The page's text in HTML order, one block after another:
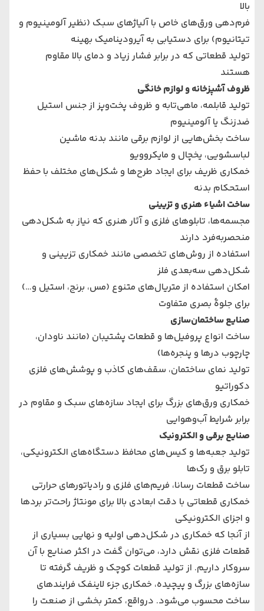
بالا
فرم‌دهی ورق‌های خاص با آلیاژهای سبک (نظیر آلومینیوم و
تیتانیوم) برای دستیابی به آیرودینامیک بهینه
تولید قطعاتی که در برابر فشار زیاد و دمای بالا مقاوم
هستند
ظروف آشپزخانه و لوازم خانگی
تولید قابلمه، ماهی‌تابه و ظروف پخت‌وپز از جنس استیل
ضدزنگ یا آلومینیوم
ساخت بخش‌هایی از لوازم برقی مانند بدنه ماشین
لباسشویی، یخچال و مایکروویو
خمکاری ظریف برای ایجاد طرح‌ها و شکل‌های مختلف با حفظ
استحکام بدنه
ساخت اشیاء هنری و تزیینی
مجسمه‌ها، تابلوهای فلزی و آثار هنری که نیاز به شکل‌دهی
منحصربه‌فرد دارند
استفاده از روش‌های تخصصی مانند خمکاری تزیینی و
شکل‌دهی سه‌بعدی فلز
امکان استفاده از متریال‌های متنوع (مس، برنج، استیل و…)
برای جلوهٔ بصری متفاوت
صنایع ساختمان‌سازی
ساخت انواع پروفیل‌ها و قطعات پشتیبان (مانند ناودان،
چارچوب درها و پنجره‌ها)
تولید نمای ساختمان، سقف‌های کاذب و پوشش‌های فلزی
دکوراتیو
خمکاری ورق‌های بزرگ برای ایجاد سازه‌های سبک و مقاوم در
برابر شرایط آب‌وهوایی
صنایع برقی و الکترونیک
تولید جعبه‌ها و کیس‌های محافظ دستگاه‌های الکترونیکی،
تابلو برق و رک‌ها
ساخت قطعات رسانا، فریم‌های فلزی و رادیاتورهای حرارتی
خمکاری قطعاتی با دقت ابعادی بالا برای مونتاژ راحت‌تر بردها
و اجزای الکترونیکی
از آنجا که خمکاری در شکل‌دهی اولیه و نهایی بسیاری از
قطعات فلزی نقش دارد، می‌توان گفت در اکثر صنایع با آن
سروکار داریم. از تولید قطعات کوچک و ظریف گرفته تا
سازه‌های بزرگ و پیچیده، خمکاری جزء لاینفک فرایندهای
ساخت محسوب می‌شود. درواقع، کمتر بخشی از صنعت را